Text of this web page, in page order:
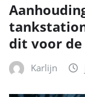
dit voor
Karlijn